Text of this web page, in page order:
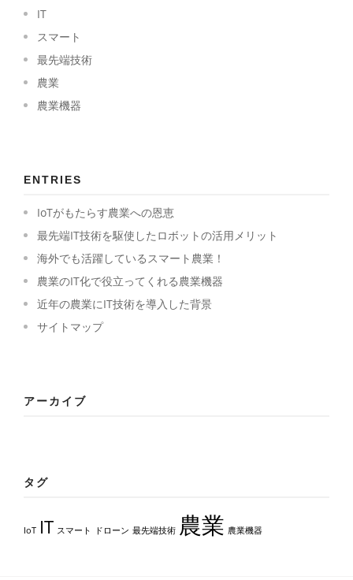
IT
スマート
最先端技術
農業
農業機器
ENTRIES
IoTがもたらす農業への恩恵
最先端IT技術を駆使したロボットの活用メリット
海外でも活躍しているスマート農業！
農業のIT化で役立ってくれる農業機器
近年の農業にIT技術を導入した背景
サイトマップ
アーカイブ
タグ
IoT IT スマート ドローン 最先端技術 農業 農業機器